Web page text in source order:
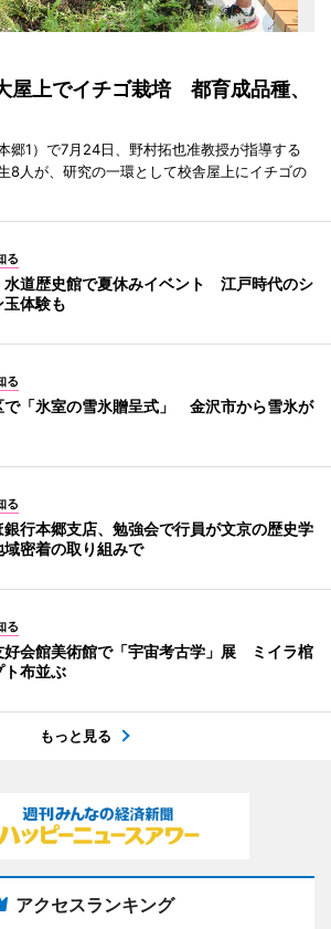
屋上でイチゴ栽培 都育成品種、
郷1）で7月24日、野村拓也准教授が指導する
8人が、研究の一環として校舎屋上にイチゴの
る
水道歴史館で夏休みイベント 江戸時代のシ
玉体験も
る
で「氷室の雪氷贈呈式」 金沢市から雪氷が
る
銀行本郷支店、勉強会で行員が文京の歴史学
密着の取り組みで
る
好会館美術館で「宇宙考古学」展 ミイラ棺
ト布並ぶ
もっと見る
アクセスランキング